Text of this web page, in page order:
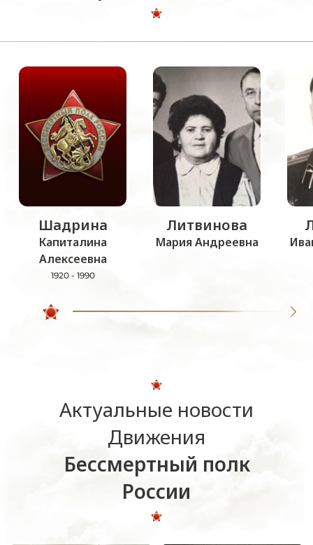
Шадрина
Капиталина
Алексеевна
1920 - 1990
Литвинова
Мария Андреевна
Актуальные новости
Движения
Бессмертный полк
России